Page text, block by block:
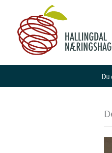
innholdet